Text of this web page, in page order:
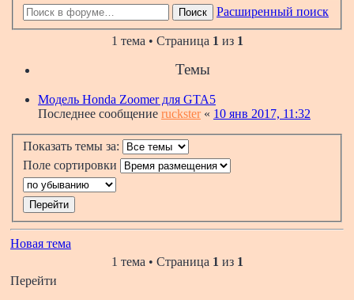
Поиск Расширенный поиск
1 тема • Страница 1 из 1
Темы
Модель Honda Zoomer для GTA5
Последнее сообщение ruckster« 10 янв 2017, 11:32
Показать темы за:
Поле сортировки
Новая тема
1 тема • Страница 1 из 1
Перейти